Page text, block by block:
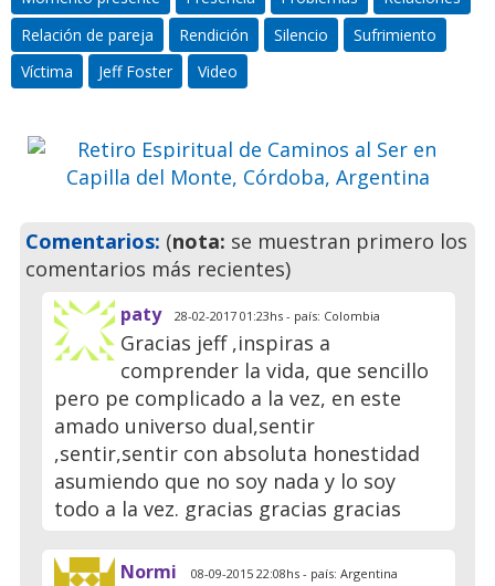
Relación de pareja
Rendición Silencio
Sufrimiento
Víctima
Jeff Foster Video
Ser en Capilla del Monte,
Córdoba, Argentina
Ven a pasar unos días
Previo
Comentarios: (nota: se muestran primero los
comentarios más recientes)
paty 28-02-2017 01:23hs - país: Colombia
Gracias jeff ,inspiras a
comprender la vida, que sencillo
pero pe complicado a la vez, en este
amado universo dual,sentir
,sentir,sentir con absoluta honestidad
asumiendo que no soy nada y lo soy
todo a la vez. gracias gracias gracias
Normi 08-09-2015 22:08hs - país: Argentina